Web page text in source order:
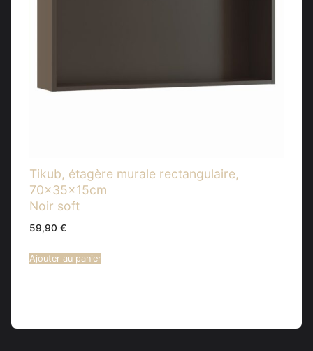
Tikub, étagère murale rectangulaire,
70x35x15cm
Noir soft
59,90 €
Ajouter au panier